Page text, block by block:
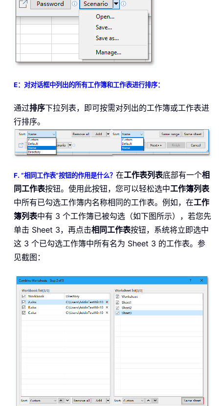
E：对对话框中列出的所有工作簿和工作表进行排序：
通过排序下拉列表，即可按需对列出的工作簿或工作表进
行排序。
F. “相同工作表”按钮的作用是什么？ 在工作表列表底部有一个相
同工作表按钮。使用此按钮，您可以轻松选中工作簿列表
中所有已勾选工作簿内名称相同的工作表。例如，在工作
簿列表中有 3 个工作簿已被勾选（如下图所示），若您先
单击 Sheet 3，再点击相同工作表按钮，系统将立即选中
这 3 个已勾选工作簿中所有名为 Sheet 3 的工作表。参
见截图：